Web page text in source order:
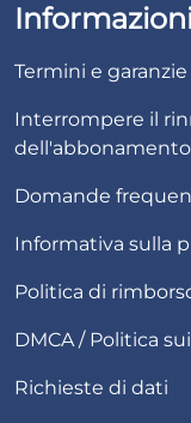
Termini e
Interrompere il
dell'abbonamento
Domande
Informativa sulla
Politica di
DMCA / Politica
Richieste di dati